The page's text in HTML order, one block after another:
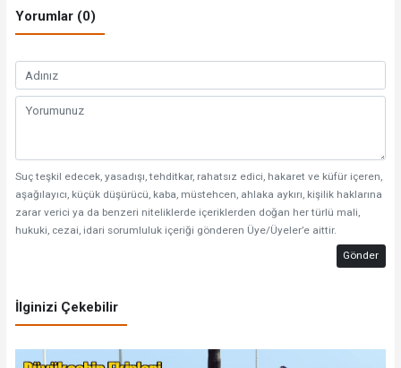
Yorumlar (0)
Suç teşkil edecek, yasadışı, tehditkar, rahatsız edici, hakaret ve küfür içeren,
aşağılayıcı, küçük düşürücü, kaba, müstehcen, ahlaka aykırı, kişilik haklarına
zarar verici ya da benzeri niteliklerde içeriklerden doğan her türlü mali,
hukuki, cezai, idari sorumluluk içeriği gönderen Üye/Üyeler’e aittir.
Gönder
İlginizi Çekebilir